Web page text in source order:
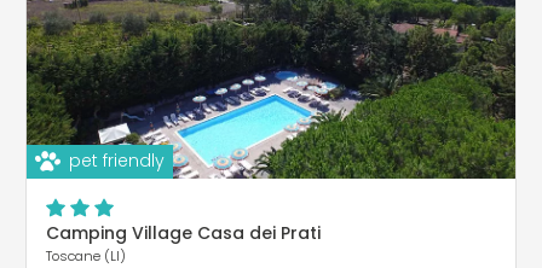
pet friendly
Camping Village Casa dei Prati
Toscane (LI)